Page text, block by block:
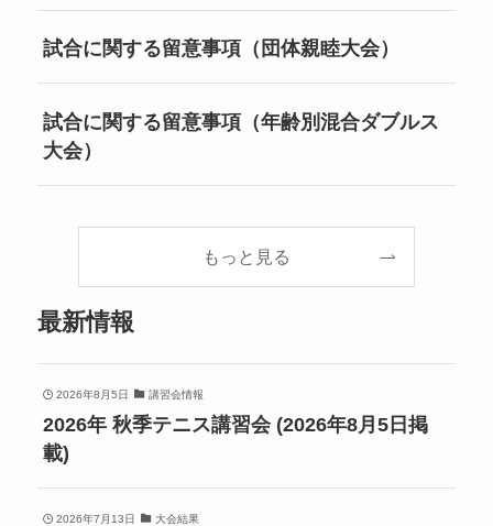
試合に関する留意事項（団体親睦大会）
試合に関する留意事項（年齢別混合ダブルス
大会）
もっと見る
最新情報
2026年8月5日 講習会情報
2026年 秋季テニス講習会 (2026年8月5日掲
載)
2026年7月13日 大会結果